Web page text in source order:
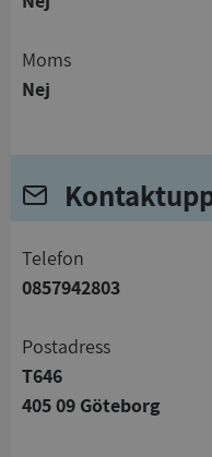
Moms
Nej
telefon
0857942803
Postadress
T646
405 09 Göteborg